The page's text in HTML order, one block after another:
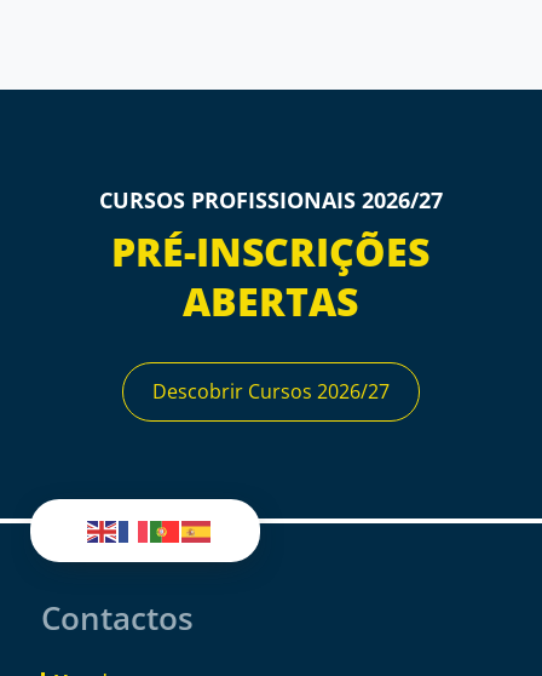
CURSOS PROFISSIONAIS 2026/27
PRÉ-INSCRIÇÕES
ABERTAS
Descobrir Cursos 2026/27
Contactos